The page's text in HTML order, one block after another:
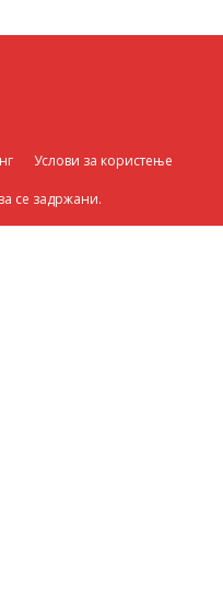
Услови за користење
се задржани.